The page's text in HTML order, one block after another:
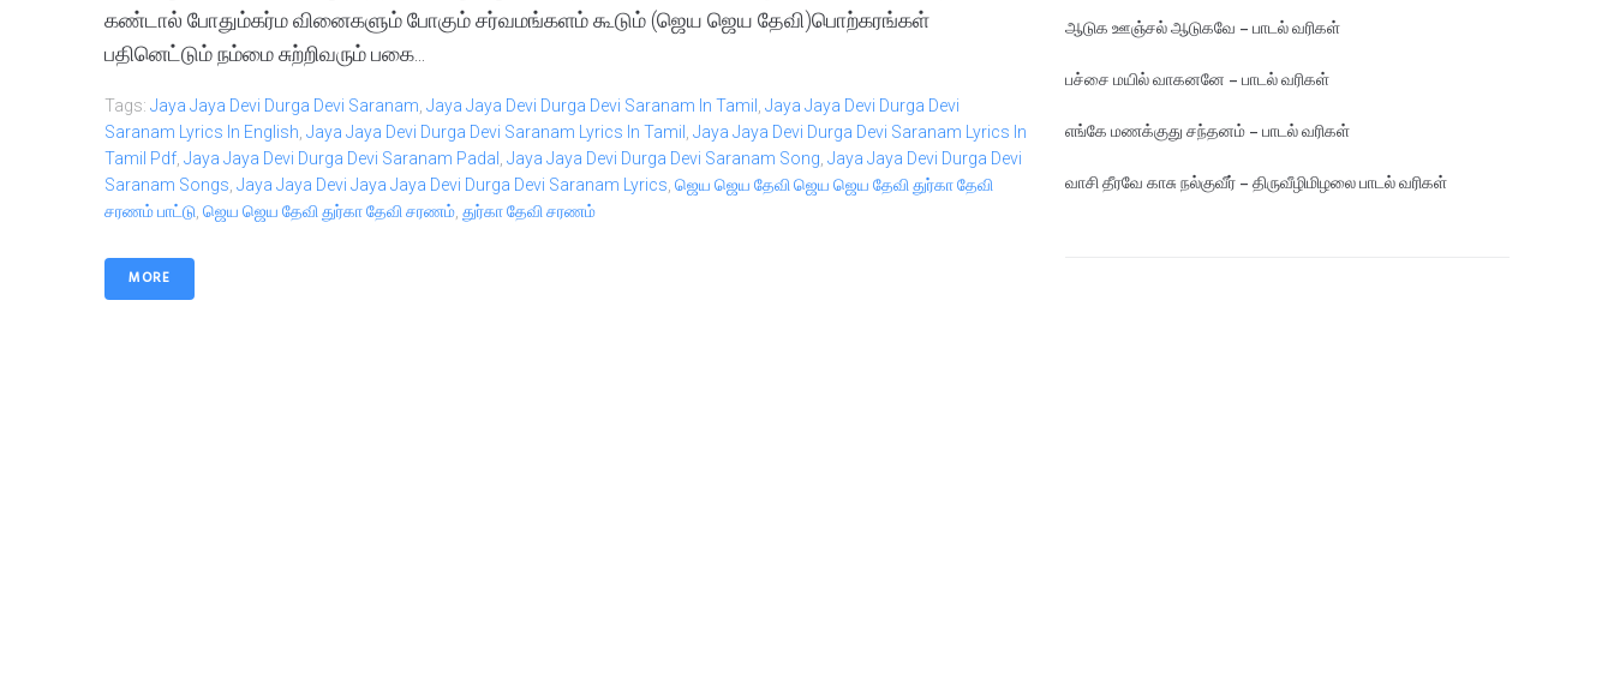
கண்டால் போதும்கர்ம வினைகளும் போகும் சர்வமங்களம் கூடும் (ஜெய ஜெய தேவி)பொற்கரங்கள்
பதினெட்டும் நம்மை சுற்றிவரும் பகை...
Tags: Jaya Jaya Devi Durga Devi Saranam Jaya Jaya Devi Durga Devi Saranam In Tamil
Jaya Jaya Devi Durga Devi
Saranam Lyrics In English Jaya Jaya Devi Durga Devi Saranam Lyrics In Tamil
Jaya Jaya Devi Durga Devi Saranam Lyrics In
Tamil Pdf Jaya Jaya Devi Durga Devi Saranam Padal Jaya Jaya Devi Durga Devi Saranam Song Jaya Jaya Devi Durga Devi
Saranam Songs Jaya Jaya Devi Jaya Jaya Devi Durga Devi Saranam Lyrics ஜெய ஜெய தேவி ஜெய ஜெய தேவி துர்கா தேவி
சரணம் பாட்டு ஜெய ஜெய தேவி துர்கா தேவி சரணம் துர்கா தேவி சரணம்
MORE
ஆடுக ஊஞ்சல் ஆடுகவே – பாடல் வரிகள்
பச்சை மயில் வாகனனே – பாடல் வரிகள்
எங்கே மண‌க்குது சந்தனம் – பாடல் வரிகள்
வாசி தீரவே காசு நல்குவீர் – திருவீழிமிழலை பாடல் வரிகள்